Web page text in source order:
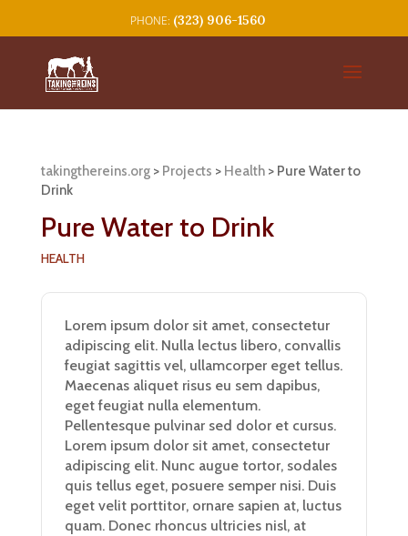
(323) 906-1560
takingthereins.org> Projects > Health> Pure Water to
Drink
Pure Water to Drink
HEALTH
Lorem ipsum dolor sit amet, consectetur
adipiscing elit. Nulla lectus libero, convallis
feugiat sagittis vel, ullamcorper eget tellus.
Maecenas aliquet risus eu sem dapibus,
eget feugiat nulla elementum.
Pellentesque pulvinar sed dolor et cursus.
Lorem ipsum dolor sit amet, consectetur
adipiscing elit. Nunc augue tortor, sodales
quis tellus eget, posuere semper nisi. Duis
eget velit porttitor, ornare sapien at, luctus
quam. Donec rhoncus ultricies nisl, at